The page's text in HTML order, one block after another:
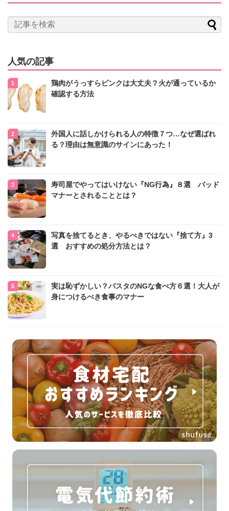
人気の記事
鶏肉がうっすらピンクは大丈夫？火が通っているか
確認する方法
外国人に話しかけられる人の特徴７つ…なぜ選ばれ
る？理由は無意識のサインにあった！
寿司屋でやってはいけない『NG行為』８選 バッド
マナーとされることとは？
写真を捨てるとき、やるべきではない『捨て方』3
選 おすすめの処分方法とは？
実は恥ずかしい？パスタのNGな食べ方６選！大人が
身につけるべき食事のマナー